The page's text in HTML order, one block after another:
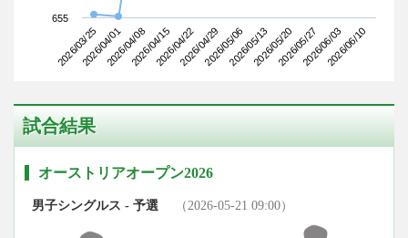
2026/03/252026/04/012026/04/082026/04/152026/04/222026/04/292026/05/062026/05/132026/05/202026/05/272026/06/032026/06/10
655
試合結果
オーストリアオープン2026
男子シングルス - 予選 （2026-05-21 09:00）